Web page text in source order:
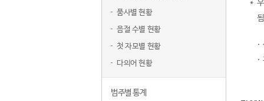
품사별 현황
음절 수별 현황
첫 자모별 현황
다의어 현황
범주별 통계